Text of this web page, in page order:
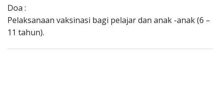
Doa :
Pelaksanaan vaksinasi bagi pelajar dan anak -anak (6 –
11 tahun).